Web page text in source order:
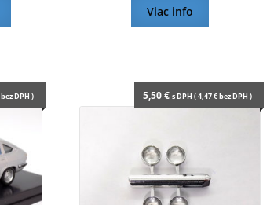
Viac info
bez DPH ) 5,50€ s DPH (4,47€bez DPH )